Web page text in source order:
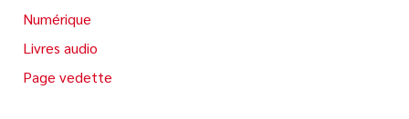
Numérique
Livres audio
Page vedette